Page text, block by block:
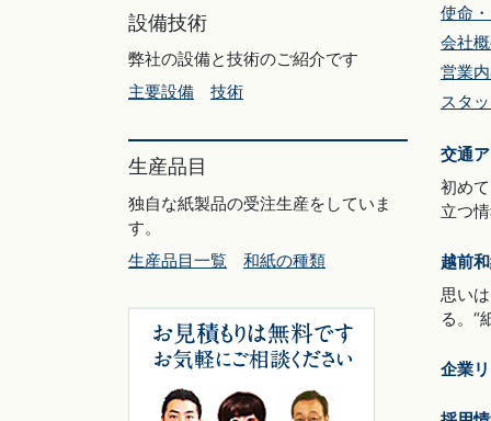
設備技術
弊社の設備と技術のご紹介です
主要設備
技術
生産品目
独自な紙製品の受注生産をしていま
す。
生産品目一覧
和紙の種類
使命
会社
営業
スタ
交通
初め
立つ情
越前
思い
る。“
企業